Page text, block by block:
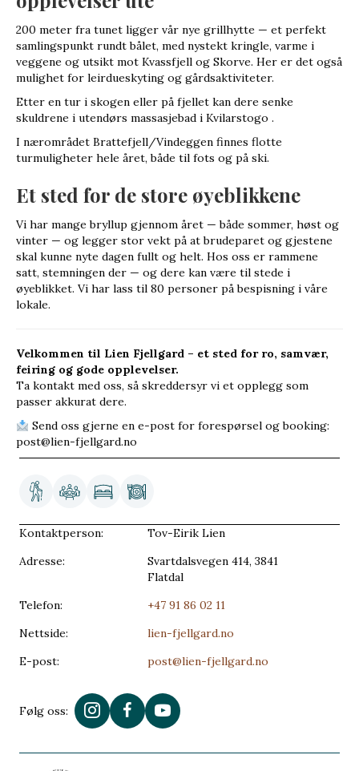
Kontaktperson:
Tov-Eirik Lien
Adresse:
Svartdalsvegen 414, 3841
Flatdal
Telefon:
+47 91 86 02 11
Nettside:
lien-fjellgard.no
E-post:
post@lien-fjellgard.no
Følg oss:
200 meter fra tunet ligger vår nye grillhytte — et perfekt
samlingspunkt rundt bålet, med nystekt kringle, varme i
veggene og utsikt mot Kvassfjell og Skorve. Her er det også
mulighet for leirdueskyting og gårdsaktiviteter.
Etter en tur i skogen eller på fjellet kan dere senke
skuldrene i utendørs massasjebad i Kvilarstogo .
I nærområdet Brattefjell/Vindeggen finnes flotte
turmuligheter hele året, både til fots og på ski.
Et sted for de store øyeblikkene
Vi har mange bryllup gjennom året — både sommer, høst og
vinter — og legger stor vekt på at brudeparet og gjestene
skal kunne nyte dagen fullt og helt. Hos oss er rammene
satt, stemningen der — og dere kan være til stede i
øyeblikket. Vi har lass til 80 personer på bespisning i våre
lokale.
Velkommen til Lien Fjellgard – et sted for ro, samvær,
feiring og gode opplevelser.
Ta kontakt med oss, så skreddersyr vi et opplegg som
passer akkurat dere.
Send oss gjerne en e-post for forespørsel og booking:
post@lien-fjellgard.no